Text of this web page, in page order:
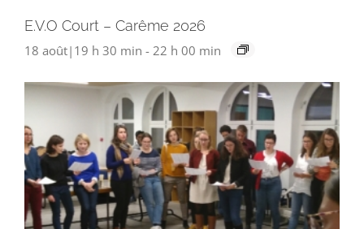
E.V.O Court – Carême 2026
18 août|19 h 30 min - 22 h 00 min